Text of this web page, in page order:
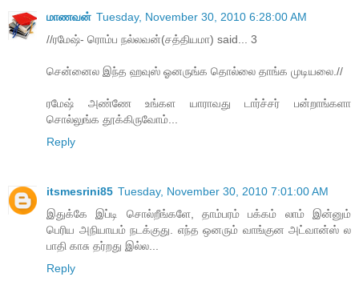
மாணவன் Tuesday, November 30, 2010 6:28:00 AM
//ரமேஷ்- ரொம்ப நல்லவன்(சத்தியமா) said... 3
சென்னைல இந்த ஹவுஸ் ஓனருங்க தொல்லை தாங்க முடியலை.//
ரமேஷ் அண்ணே உங்கள யாராவது டார்ச்சர் பன்றாங்களா
சொல்லுங்க தூக்கிருவோம்...
Reply
itsmesrini85 Tuesday, November 30, 2010 7:01:00 AM
இதுக்கே இப்டி சொல்றீங்களே, தாம்பரம் பக்கம் லாம் இன்னும்
பெரிய அநியாயம் நடக்குது. எந்த ஒனரும் வாங்குன அட்வான்ஸ் ல
பாதி காசு தர்றது இல்ல...
Reply